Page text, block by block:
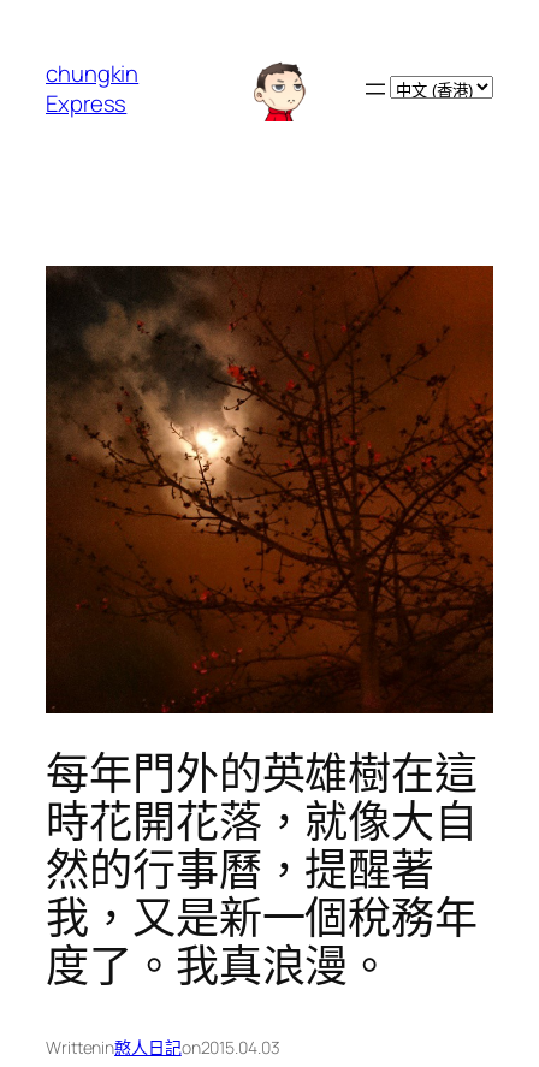
chungkin
Express
Choose
每年門外的英雄樹在這
時花開花落，就像大自
然的行事曆，提醒著
我，又是新一個稅務年
度了。我真浪漫。
Writtenin憨人日記on2015.04.03